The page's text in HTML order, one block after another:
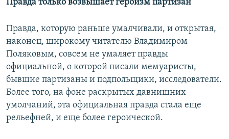
Правда только возвышает героизм партизан
Правда, которую раньше умалчивали, и открытая,
наконец, широкому читателю Владимиром
Поляковым, совсем не умаляет правды
официальной, о которой писали мемуаристы,
бывшие партизаны и подпольщики, исследователи.
Более того, на фоне раскрытых давнишних
умолчаний, эта официальная правда стала еще
рельефней, и еще более героической.